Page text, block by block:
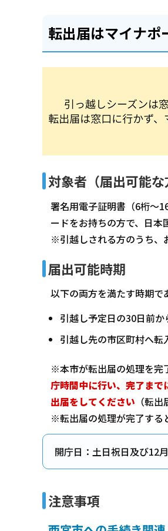
転出届はマイナポ
対象者（届出可能な
署名用電子証明書（6桁～
ードをお持ちの方で、日本
※引越しされる方のうち、
届出可能時期
以下の両方を満たす時期
引越し予定日の30日前
引越し先の市区町村へ転
※本市が転出届の処理を完
庁時間中に行い、完了まで
出届をしてください （転
※転出届の処理が完了する
開庁日：土日祝日及び12
注意事項